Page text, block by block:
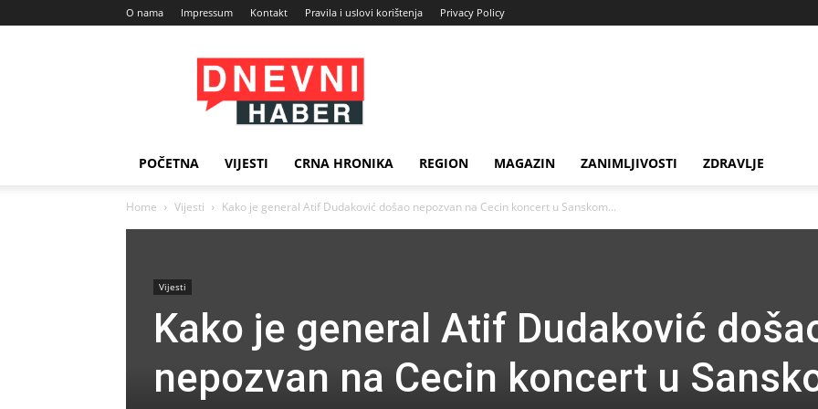
O nama Impressum Kontakt Pravila i uslovi korištenja Privacy Policy
Dnevni
Haber
POČETNA VIJESTI CRNA HRONIKA REGION MAGAZIN ZANIMLJIVOSTI ZDRAVLJE
Home Vijesti Kako je general Atif Dudaković došao nepozvan na Cecin koncert u Sanskom...
Vijesti
Kako je general Atif Dudaković
nepozvan na Cecin koncert u